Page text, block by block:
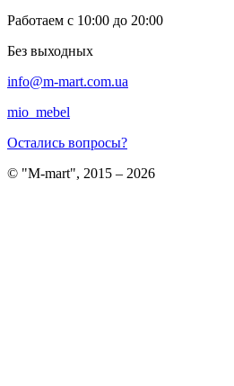
Работаем с 10:00 до 20:00
Без выходных
info@m-mart.com.ua
mio_mebel
Остались вопросы?
© "M-mart", 2015 – 2026